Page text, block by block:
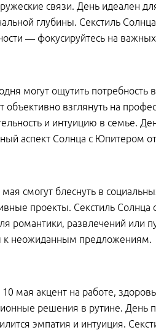
связи. День идеален
глубины. Секстиль
— фокусируйтесь на важных
могут ощутить
объективно взглянуть на
и интуицию в семье.
аспект Солнца с Юпитером
смогут блеснуть в
проекты. Секстиль
романтики, развлечений или
к неожиданным предложениям.
мая акцент на работе,
решения в рутине. День
эмпатия и интуиция.